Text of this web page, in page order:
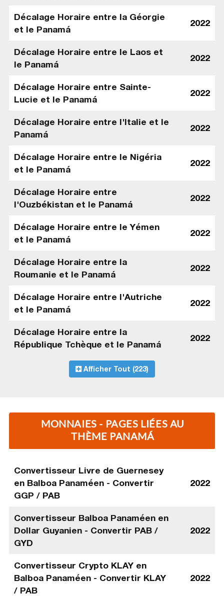
Décalage Horaire entre la Géorgie
et le Panamá
2022
Décalage Horaire entre le Laos et
le Panamá
2022
Décalage Horaire entre Sainte-
Lucie et le Panamá
2022
Décalage Horaire entre l'Italie et le
Panamá
2022
Décalage Horaire entre le Nigéria
et le Panamá
2022
Décalage Horaire entre
l'Ouzbékistan et le Panamá
2022
Décalage Horaire entre le Yémen
et le Panamá
2022
Décalage Horaire entre la
Roumanie et le Panamá
2022
Décalage Horaire entre l'Autriche
et le Panamá
2022
Décalage Horaire entre la
République Tchèque et le Panamá
2022
Afficher Tout (223)
MONNAIES - PAGES LIÉES AU
THÈME PANAMÁ
Convertisseur Livre de Guernesey
en Balboa Panaméen - Convertir
GGP / PAB
2022
Convertisseur Balboa Panaméen en
Dollar Guyanien - Convertir PAB /
GYD
2022
Convertisseur Crypto KLAY en
Balboa Panaméen - Convertir KLAY
/ PAB
2022